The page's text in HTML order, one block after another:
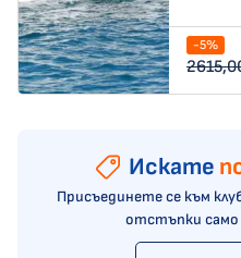
-5%
Искате
Присъединете се към
отстъпки